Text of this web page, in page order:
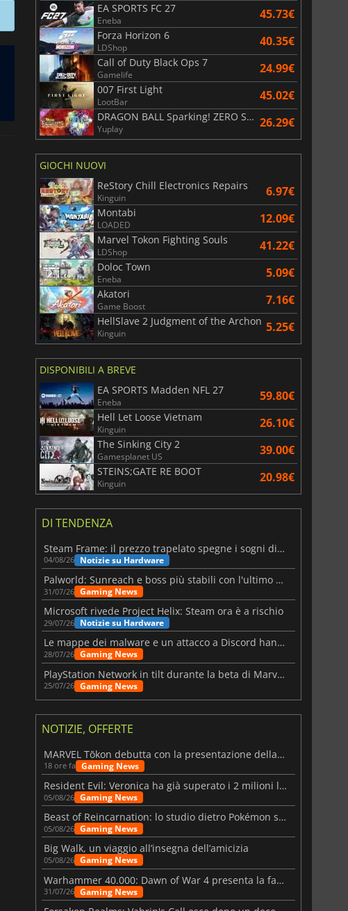
6.75
Total War WARHAMMER 3
15.48
EA SPORTS FC 27
Eneba 45.73€
Forza Horizon 6
LDShop 40.35€
Call of Duty Black Ops 7
Gamelife 24.99€
007 First Light
LootBar 45.02€
DRAGON BALL Sparking! ZERO Super Limit Breaking NEO
Yuplay 26.29€
GIOCHI NUOVI
ReStory Chill Electronics Repairs
Kinguin 6.97€
Montabi
LOADED 12.09€
Marvel Tokon Fighting Souls
LDShop 41.22€
Doloc Town
Eneba 5.09€
Akatori
Game Boost 7.16€
HellSlave 2 Judgment of the Archon
Kinguin 5.25€
DISPONIBILI A BREVE
EA SPORTS Madden NFL 27
Eneba 59.80€
Hell Let Loose Vietnam
Kinguin 26.10€
The Sinking City 2
Gamesplanet US 39.00€
STEINS;GATE RE BOOT
Kinguin 20.98€
DI TENDENZA
Steam Frame: il prezzo trapelato spegne i sogni di un VR economico
04/08/26 Notizie su Hardware
Palworld: Sunreach e boss più stabili con l'ultimo update
31/07/26 Gaming News
Microsoft rivede Project Helix: Steam ora è a rischio
29/07/26 Notizie su Hardware
Le mappe dei malware e un attacco a Discord hanno colpito Meccha Chameleon
28/07/26 Gaming News
PlayStation Network in tilt durante la beta di Marvel Tōkon
25/07/26 Gaming News
NOTIZIE, OFFERTE
MARVEL Tōkon debutta con la presentazione della roadmap per il primo anno
18 ore fa Gaming News
Resident Evil: Veronica ha già superato i 2 milioni liste dei desideri
05/08/26 Gaming News
Beast of Reincarnation: lo studio dietro Pokémon su una nuova strada
05/08/26 Gaming News
Big Walk, un viaggio all’insegna dell’amicizia
05/08/26 Gaming News
Warhammer 40.000: Dawn of War 4 presenta la fazione dei Necron
31/07/26 Gaming News